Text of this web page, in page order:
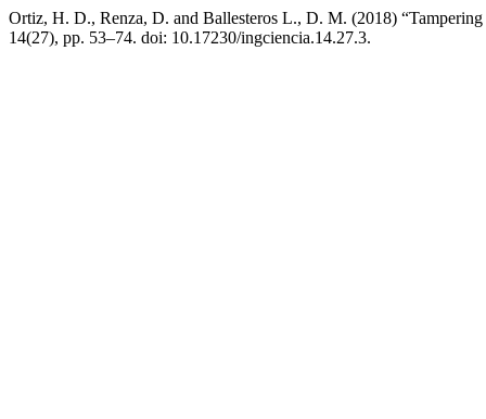
Ortiz, H. D., Renza, D. and Ballesteros L., D. M. (2018)
14(27), pp. 53–74. doi: 10.17230/ingciencia.14.27.3.